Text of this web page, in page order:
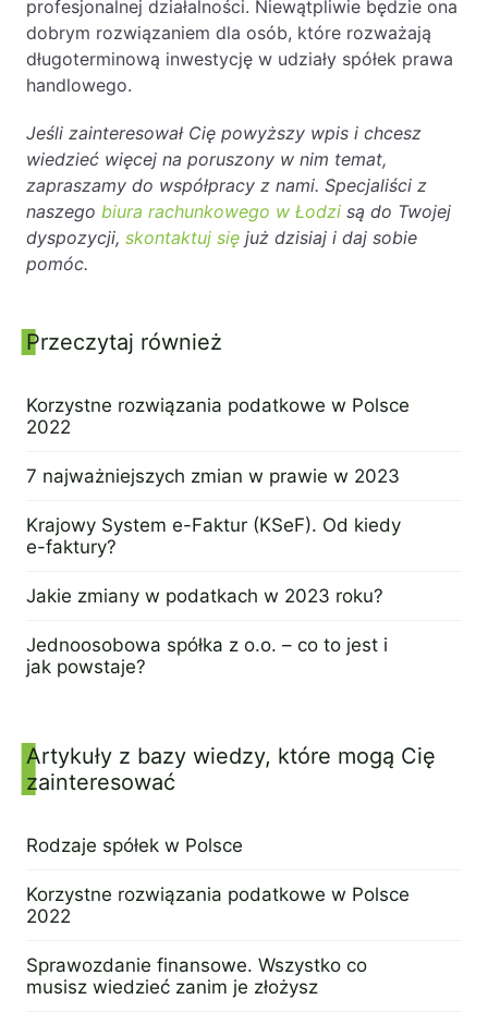
profesjonalnej działalności. Niewątpliwie będzie ona
dobrym rozwiązaniem dla osób, które rozważają
długoterminową inwestycję w udziały spółek prawa
handlowego.
Jeśli zainteresował Cię powyższy wpis i chcesz
wiedzieć więcej na poruszony w nim temat,
zapraszamy do współpracy z nami. Specjaliści z
naszego biura rachunkowego w Łodzi są do Twojej
dyspozycji, skontaktuj się już dzisiaj i daj sobie
pomóc.
Panel boczny
Przeczytaj również
Korzystne rozwiązania podatkowe w Polsce
2022
7 najważniejszych zmian w prawie w 2023
Krajowy System e-Faktur (KSeF). Od kiedy
e-faktury?
Jakie zmiany w podatkach w 2023 roku?
Jednoosobowa spółka z o.o. – co to jest i
jak powstaje?
Artykuły z bazy wiedzy, które mogą Cię
zainteresować
Rodzaje spółek w Polsce
Korzystne rozwiązania podatkowe w Polsce
2022
Sprawozdanie finansowe. Wszystko co
musisz wiedzieć zanim je złożysz